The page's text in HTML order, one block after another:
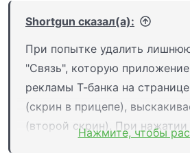
карты - то подтягиваются
Просьба протестировать и
что нужно подправить.
Еще просьба, не по всем
по лояльности, там где прям
приписаны по категориям,
Shortgun сказал(а):
При попытке удалить
"Связь", которую
рекламы Т-банка на
(скрин в прицепе),
(второй скрин). При нажатии
Нажмите, чтобы